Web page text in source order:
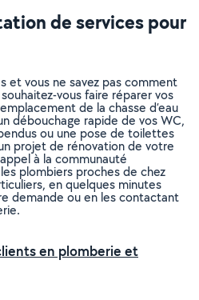
de services pour
et vous ne savez pas comment
vous faire réparer vos
de la chasse d’eau
débouchage rapide de vos WC,
ou une pose de toilettes
projet de rénovation de votre
à la communauté
plombiers proches de chez
en quelques minutes
demande ou en les contactant
en plomberie et